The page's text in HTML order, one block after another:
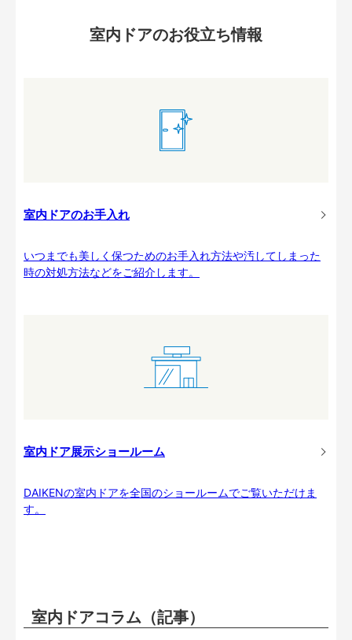
室内ドアのお役立ち情報
室内ドアのお手入れ
いつまでも美しく保つためのお手入れ方法や汚してしまった
時の対処方法などをご紹介します。
室内ドア展示ショールーム
DAIKENの室内ドアを全国のショールームでご覧いただけま
す。
室内ドアコラム（記事）